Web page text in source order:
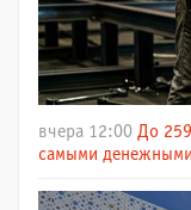
вчера 12:00 До
самыми